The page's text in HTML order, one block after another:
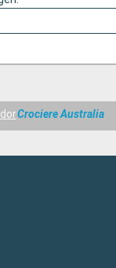
Crociere Australia